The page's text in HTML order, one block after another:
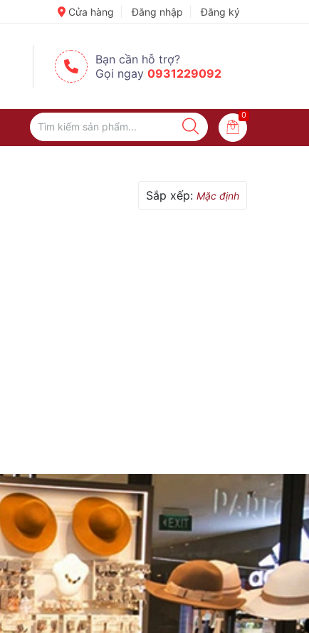
🧢 Một Chiếc Nón Đẹp – Điểm Nhấn Nhỏ Cho Mỗi Outfit ✨
Cửa hàng Đăng nhập Đăng ký
Bạn cần hỗ trợ?
Gọi ngay 0931229092
0
Sắp xếp: Mặc định